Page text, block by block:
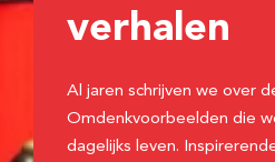
verhalen
Al jaren schrijven we over
Omdenkvoorbeelden die
dagelijks leven.